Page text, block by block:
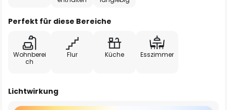
Perfekt für diese Bereiche
Wohnberei
ch
Flur Küche Esszimmer
Lichtwirkung